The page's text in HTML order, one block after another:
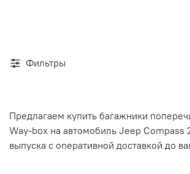
Фильтры
Предлагаем купить багажники
Way-box на автомобиль Jeep Compass
выпуска с оперативной доставкой до